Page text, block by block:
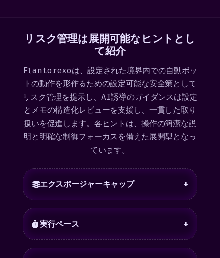
リスク管理は展開可能なヒントとし
て紹介
Flantorexoは、設定された境界内での自動ボッ
トの動作を形作るための設定可能な安全策として
リスク管理を提示し、AI誘導のガイダンスは設定
とメモの構造化レビューを支援し、一貫した取り
扱いを促進します。各ヒントは、操作の簡潔な説
明と明確な制御フォーカスを備えた展開型となっ
ています。
エクスポージャーキャップ +
実行ペース +